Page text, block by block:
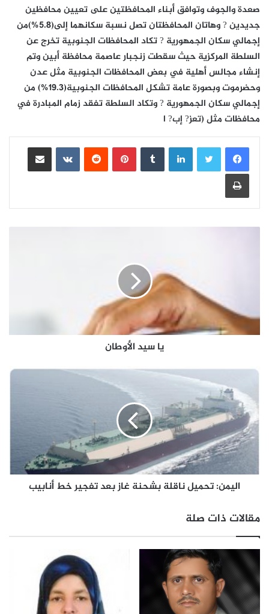
صعدة والجوف وتوافق أبناء المحافظتين على تعيين محافظين
جديدين ? وهاتان المحافظتان تصل نسبة سكانهما إلى(5.8%)من
إجمالي سكان الجمهورية ? تكاد المحافظات الجنوبية تخرج عن
السلطة المركزية حيث سقطت زنجبار عاصمة محافظة أبين وتم
إنشاء مجالس أهلية في بعض المحافظات الجنوبية مثل عدن
وحضرموت وبصورة عامة تشكل المحافظات الجنوبية(19.3%) من
إجمالي سكان الجمهورية ? وتكاد السلطة تفقد زمام المبادرة في
محافظات مثل (تعز? إب? ا
لينكدإن بينتيريست
مشاركة عبر البريد
طباعة
يا سيد الأوطان
اليمن: تحميل ناقلة بشحنة غاز بعد تفجير خط أنابيب
مقالات ذات صلة